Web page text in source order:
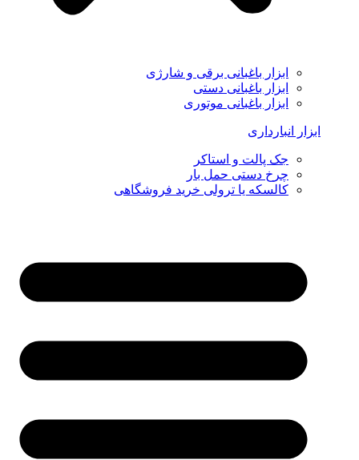
ابزار باغبانی برقی و شارژی
ابزار باغبانی دستی
ابزار باغبانی موتوری
ابزار انبارداری
جک پالت و استاکر
چرخ دستی حمل بار
کالسکه یا ترولی خرید فروشگاهی